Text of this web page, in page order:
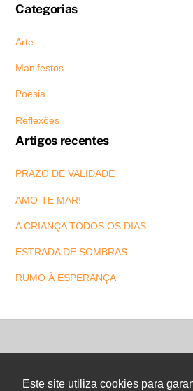
Este site utiliza cookies para
Categorias
Arte
Manifestos
Poesia
Reflexões
Artigos recentes
PRAZO DE VALIDADE
AMO-TE MAR!
A CRIANÇA TODOS OS DIAS
ESTRADA DE SOMBRAS
RUMO À ESPERANÇA
Back